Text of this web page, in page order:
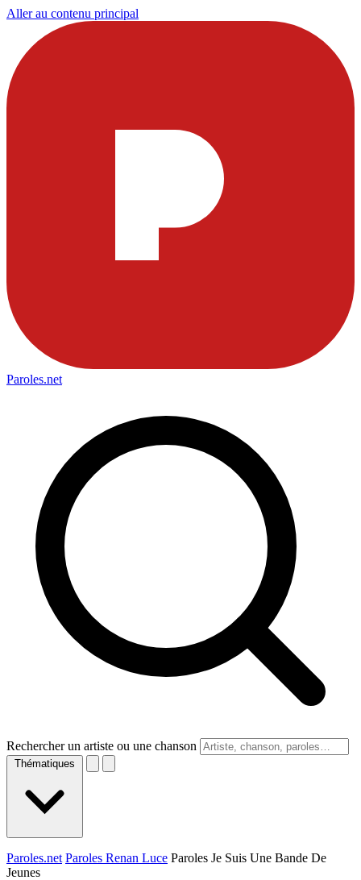
Aller au contenu principal
Paroles.net
Rechercher un artiste ou une chanson
Thématiques
Paroles.net Paroles Renan Luce Paroles Je Suis Une Bande De
Jeunes